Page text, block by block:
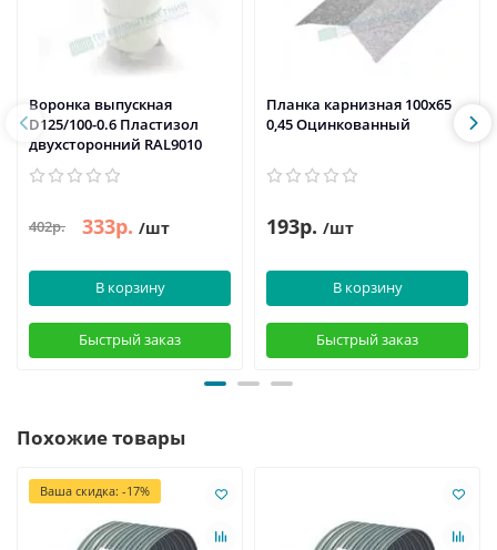
Воронка выпускная
D125/100-0.6 Пластизол
двухсторонний RAL9010
402р. 333р. /шт
В корзину
Быстрый заказ
Планка карнизная 100х65
0,45 Оцинкованный
193р. /шт
В корзину
Быстрый заказ
Похожие товары
Ваша скидка: -17%